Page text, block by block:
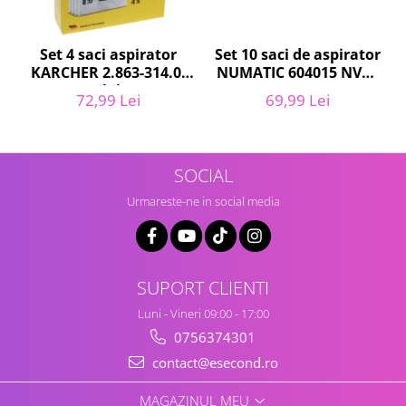
Igiena si ingrijire
Jucarii si Jocuri
Maternitate
Petshop
Accesorii animale de companie
Castroane si adapatori animale
Igiena animale de companie
Mobila si transport animale de
Zgarzi, lese si hamuri
Desktop PC & Monitoare
Imprimante, Scanere &
Periferice PC
Set 4 saci aspirator
KARCHER 2.863-314.0,
compatibil cu WD,
KWD, SE
72,99 Lei
Set 10 saci de aspirator
NUMATIC 604015 NVM-
1CH, 9L
69,99 Lei
SOCIAL
Urmareste-ne in social media
SUPORT CLIENTI
Luni - Vineri 09:00 - 17:00
0756374301
contact@esecond.ro
MAGAZINUL MEU